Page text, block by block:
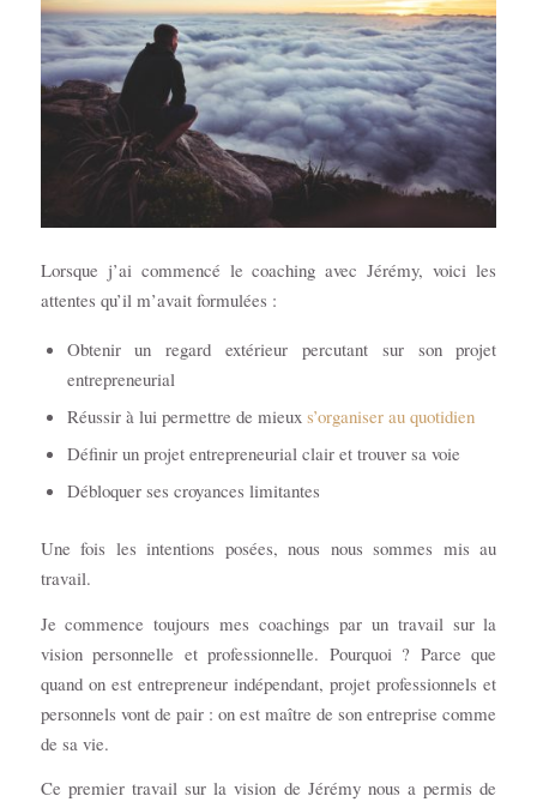
Lorsque j’ai commencé le coaching avec Jérémy, voici les
attentes qu’il m’avait formulées :
Obtenir un regard extérieur percutant sur son projet
entrepreneurial
Réussir à lui permettre de mieux s’organiser au quotidien
Définir un projet entrepreneurial clair et trouver sa voie
Débloquer ses croyances limitantes
Une fois les intentions posées, nous nous sommes mis au
travail.
Je commence toujours mes coachings par un travail sur la
vision personnelle et professionnelle. Pourquoi ? Parce que
quand on est entrepreneur indépendant, projet professionnels et
personnels vont de pair : on est maître de son entreprise comme
de sa vie.
Ce premier travail sur la vision de Jérémy nous a permis de